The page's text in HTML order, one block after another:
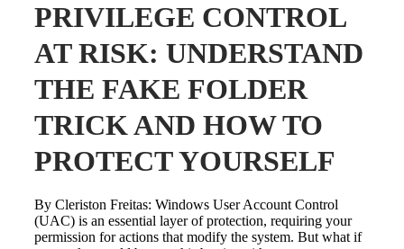
PRIVILEGE CONTROL
AT RISK: UNDERSTAND
THE FAKE FOLDER
TRICK AND HOW TO
PROTECT YOURSELF
By Cleriston Freitas: Windows User Account Control
(UAC) is an essential layer of protection, requiring your
permission for actions that modify the system. But what if